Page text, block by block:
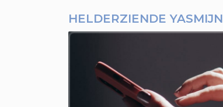
HELDERZIENDE YASMIJN